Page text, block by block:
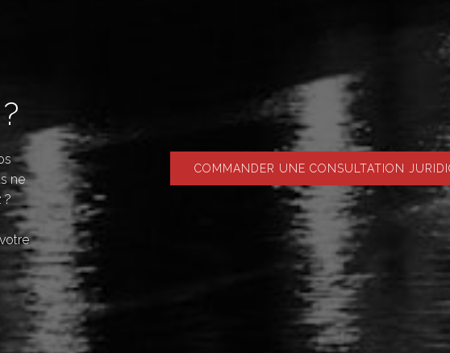
ne
?
COMMANDER UNE CONSULTATION